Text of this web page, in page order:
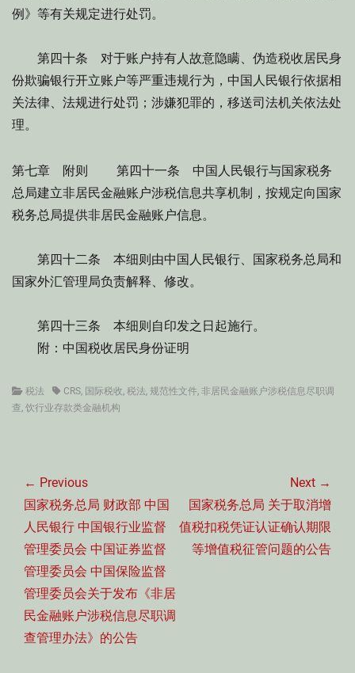
例》等有关规定进行处罚。
第四十条 对于账户持有人故意隐瞒、伪造税收居民身
份欺骗银行开立账户等严重违规行为，中国人民银行依据相
关法律、法规进行处罚；涉嫌犯罪的，移送司法机关依法处
理。
第七章 附则 第四十一条 中国人民银行与国家税务
总局建立非居民金融账户涉税信息共享机制，按规定向国家
税务总局提供非居民金融账户信息。
第四十二条 本细则由中国人民银行、国家税务总局和
国家外汇管理局负责解释、修改。
第四十三条 本细则自印发之日起施行。
附：中国税收居民身份证明
Categories
税法 TagsCRS, 国际税收, 税法, 规范性文件, 非居民金融账户涉税信息尽职调
查, 饮行业存款类金融机构
章
导
航
← Previous
Previous
post:
国家税务总局 财政部 中国
人民银行 中国银行业监督
管理委员会 中国证券监督
管理委员会 中国保险监督
管理委员会关于发布《非居
民金融账户涉税信息尽职调
查管理办法》的公告
Next →
Next
post:
国家税务总局 关于取消增
值税扣税凭证认证确认期限
等增值税征管问题的公告